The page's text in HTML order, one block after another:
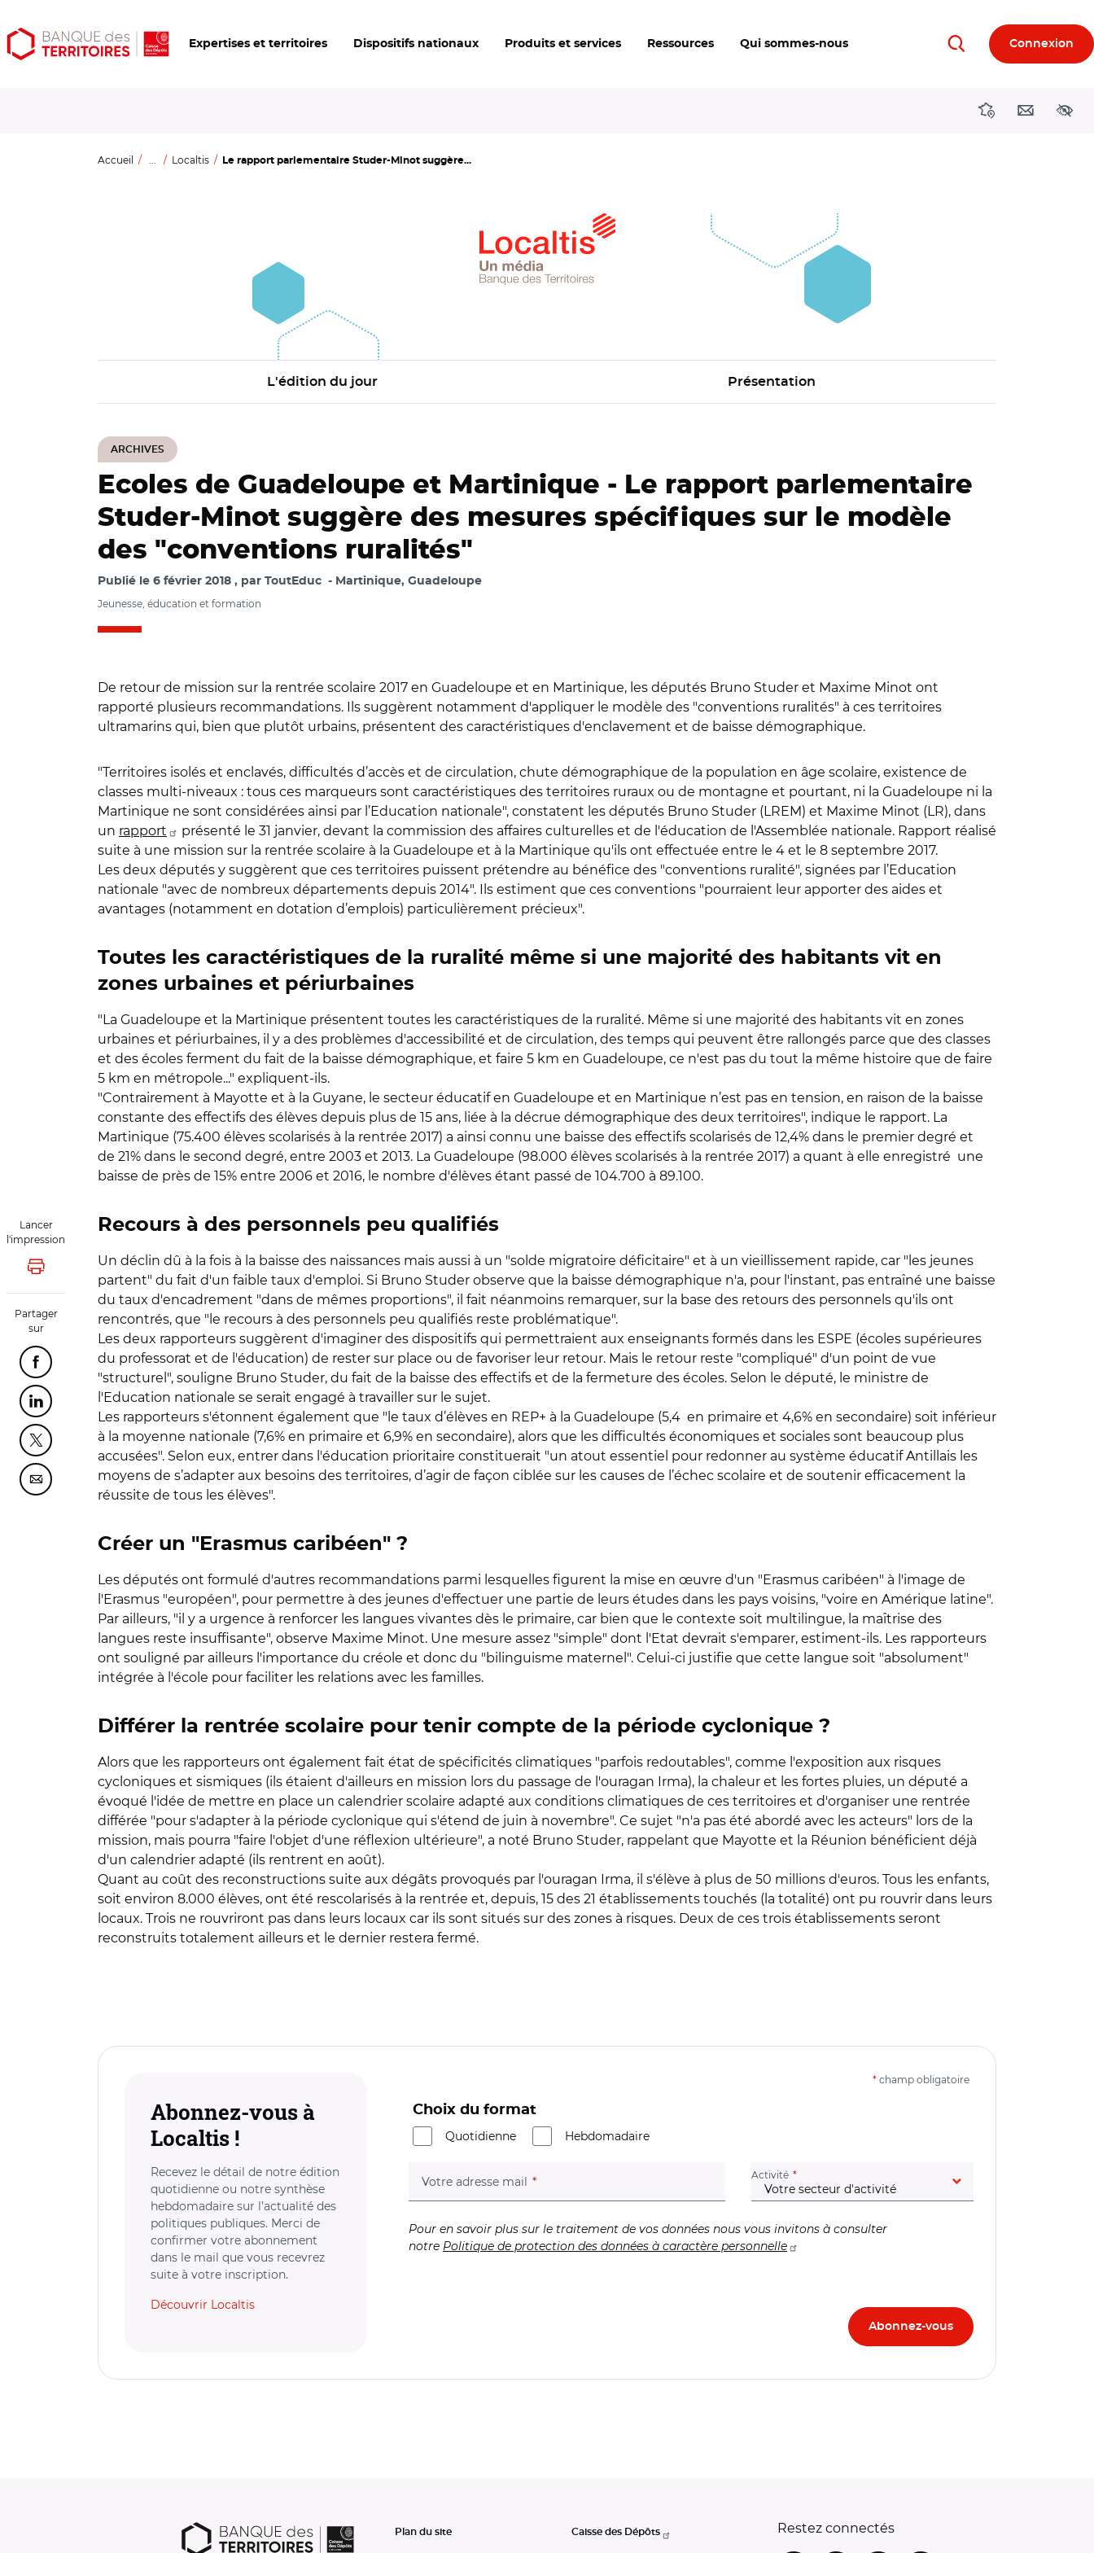
Aller
au
Aller
au
Ouvrir
les
Expertises et territoires Dispositifs nationaux Produits et services Ressources Qui sommes-nous RechercherConnexion
DirectionsContact
Accueil ... Localtis Le rapport parlementaire Studer-Minot suggère...
L'édition du jour Présentation
ARCHIVES
Lancer
l'impression
Lancer l'impression
Partager
sur
Partager cette page sur Facebook
Partager cette page sur Linkedin
Partager cette page sur Twitter
Partager cette page sur Courriel
Ecoles de Guadeloupe et Martinique - Le rapport parlementaire
Studer-Minot suggère des mesures spécifiques sur le modèle
des "conventions ruralités"
Publié le 6 février 2018 par ToutEduc Martinique, Guadeloupe
Jeunesse, éducation et formation
De retour de mission sur la rentrée scolaire 2017 en Guadeloupe et en Martinique, les députés Bruno Studer et Maxime Minot ont
rapporté plusieurs recommandations. Ils suggèrent notamment d'appliquer le modèle des "conventions ruralités" à ces territoires
ultramarins qui, bien que plutôt urbains, présentent des caractéristiques d'enclavement et de baisse démographique.
"Territoires isolés et enclavés, difficultés d’accès et de circulation, chute démographique de la population en âge scolaire, existence de
classes multi-niveaux : tous ces marqueurs sont caractéristiques des territoires ruraux ou de montagne et pourtant, ni la Guadeloupe ni la
Martinique ne sont considérées ainsi par l’Education nationale", constatent les députés Bruno Studer (LREM) et Maxime Minot (LR), dans
un rapport
présenté le 31 janvier, devant la commission des affaires culturelles et de l'éducation de l'Assemblée nationale. Rapport réalisé
suite à une mission sur la rentrée scolaire à la Guadeloupe et à la Martinique qu'ils ont effectuée entre le 4 et le 8 septembre 2017.
Les deux députés y suggèrent que ces territoires puissent prétendre au bénéfice des "conventions ruralité", signées par l’Education
nationale "avec de nombreux départements depuis 2014". Ils estiment que ces conventions "pourraient leur apporter des aides et
avantages (notamment en dotation d’emplois) particulièrement précieux".
Toutes les caractéristiques de la ruralité même si une majorité des habitants vit en
zones urbaines et périurbaines
"La Guadeloupe et la Martinique présentent toutes les caractéristiques de la ruralité. Même si une majorité des habitants vit en zones
urbaines et périurbaines, il y a des problèmes d'accessibilité et de circulation, des temps qui peuvent être rallongés parce que des classes
et des écoles ferment du fait de la baisse démographique, et faire 5 km en Guadeloupe, ce n'est pas du tout la même histoire que de faire
5 km en métropole..." expliquent-ils.
"Contrairement à Mayotte et à la Guyane, le secteur éducatif en Guadeloupe et en Martinique n’est pas en tension, en raison de la baisse
constante des effectifs des élèves depuis plus de 15 ans, liée à la décrue démographique des deux territoires", indique le rapport. La
Martinique (75.400 élèves scolarisés à la rentrée 2017) a ainsi connu une baisse des effectifs scolarisés de 12,4% dans le premier degré et
de 21% dans le second degré, entre 2003 et 2013. La Guadeloupe (98.000 élèves scolarisés à la rentrée 2017) a quant à elle enregistré une
baisse de près de 15% entre 2006 et 2016, le nombre d'élèves étant passé de 104.700 à 89.100.
Recours à des personnels peu qualifiés
Un déclin dû à la fois à la baisse des naissances mais aussi à un "solde migratoire déficitaire" et à un vieillissement rapide, car "les jeunes
partent" du fait d'un faible taux d'emploi. Si Bruno Studer observe que la baisse démographique n'a, pour l'instant, pas entraîné une baisse
du taux d'encadrement "dans de mêmes proportions", il fait néanmoins remarquer, sur la base des retours des personnels qu'ils ont
rencontrés, que "le recours à des personnels peu qualifiés reste problématique".
Les deux rapporteurs suggèrent d'imaginer des dispositifs qui permettraient aux enseignants formés dans les ESPE (écoles supérieures
du professorat et de l'éducation) de rester sur place ou de favoriser leur retour. Mais le retour reste "compliqué" d'un point de vue
"structurel", souligne Bruno Studer, du fait de la baisse des effectifs et de la fermeture des écoles. Selon le député, le ministre de
l'Education nationale se serait engagé à travailler sur le sujet.
Les rapporteurs s'étonnent également que "le taux d’élèves en REP+ à la Guadeloupe (5,4 en primaire et 4,6% en secondaire) soit inférieur
à la moyenne nationale (7,6% en primaire et 6,9% en secondaire), alors que les difficultés économiques et sociales sont beaucoup plus
accusées". Selon eux, entrer dans l'éducation prioritaire constituerait "un atout essentiel pour redonner au système éducatif Antillais les
moyens de s’adapter aux besoins des territoires, d’agir de façon ciblée sur les causes de l’échec scolaire et de soutenir efficacement la
réussite de tous les élèves".
Créer un "Erasmus caribéen" ?
Les députés ont formulé d'autres recommandations parmi lesquelles figurent la mise en œuvre d'un "Erasmus caribéen" à l'image de
l'Erasmus "européen", pour permettre à des jeunes d'effectuer une partie de leurs études dans les pays voisins, "voire en Amérique latine".
Par ailleurs, "il y a urgence à renforcer les langues vivantes dès le primaire, car bien que le contexte soit multilingue, la maîtrise des
langues reste insuffisante", observe Maxime Minot. Une mesure assez "simple" dont l'Etat devrait s'emparer, estiment-ils. Les rapporteurs
ont souligné par ailleurs l'importance du créole et donc du "bilinguisme maternel". Celui-ci justifie que cette langue soit "absolument"
intégrée à l'école pour faciliter les relations avec les familles.
Différer la rentrée scolaire pour tenir compte de la période cyclonique ?
Alors que les rapporteurs ont également fait état de spécificités climatiques "parfois redoutables", comme l'exposition aux risques
cycloniques et sismiques (ils étaient d'ailleurs en mission lors du passage de l'ouragan Irma), la chaleur et les fortes pluies, un député a
évoqué l'idée de mettre en place un calendrier scolaire adapté aux conditions climatiques de ces territoires et d'organiser une rentrée
différée "pour s'adapter à la période cyclonique qui s'étend de juin à novembre". Ce sujet "n'a pas été abordé avec les acteurs" lors de la
mission, mais pourra "faire l'objet d'une réflexion ultérieure", a noté Bruno Studer, rappelant que Mayotte et la Réunion bénéficient déjà
d'un calendrier adapté (ils rentrent en août).
Quant au coût des reconstructions suite aux dégâts provoqués par l'ouragan Irma, il s'élève à plus de 50 millions d'euros. Tous les enfants,
soit environ 8.000 élèves, ont été rescolarisés à la rentrée et, depuis, 15 des 21 établissements touchés (la totalité) ont pu rouvrir dans leurs
locaux. Trois ne rouvriront pas dans leurs locaux car ils sont situés sur des zones à risques. Deux de ces trois établissements seront
reconstruits totalement ailleurs et le dernier restera fermé.
Abonnez-vous à
Localtis !
Recevez le détail de notre édition
quotidienne ou notre synthèse
hebdomadaire sur l’actualité des
politiques publiques. Merci de
confirmer votre abonnement
dans le mail que vous recevrez
suite à votre inscription.
Découvrir Localtis
* champ obligatoire
Choix du format
Quotidienne
Hebdomadaire
Votre adresse mail (champ obligatoire) Activité (champ obligatoire)
Pour en savoir plus sur le traitement de vos données nous vous invitons à consulter
notre Politique de protection des données à caractère personnelle
Plan du site Caisse des Dépôts Restez connectés